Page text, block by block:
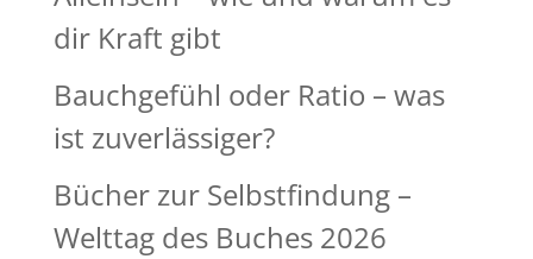
dir Kraft gibt
Bauchgefühl oder Ratio – was
ist zuverlässiger?
Bücher zur Selbstfindung –
Welttag des Buches 2026